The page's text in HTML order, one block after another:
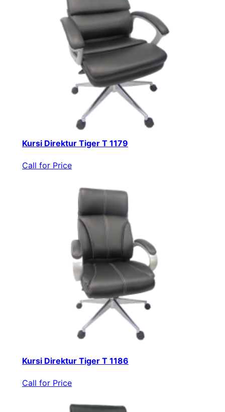
Kursi Direktur Tiger T 1179
Call for Price
Kursi Direktur Tiger T 1186
Call for Price